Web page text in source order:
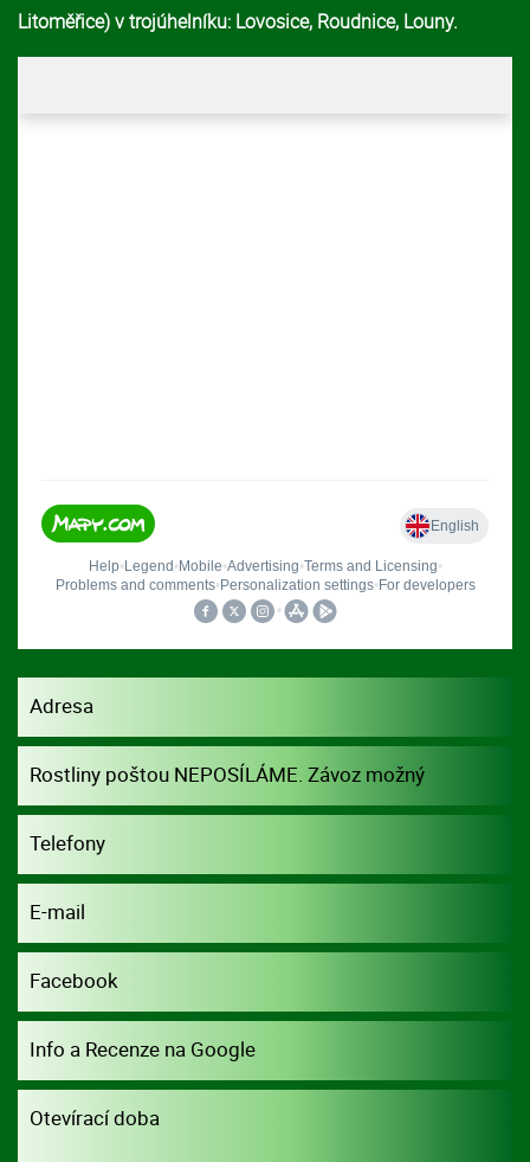
Litoměřice) v trojúhelníku: Lovosice, Roudnice, Louny.
Adresa
Rostliny poštou NEPOSÍLÁME. Závoz možný
dohodou.
Telefony
E-mail
Facebook
Info a Recenze na Google
Otevírací doba